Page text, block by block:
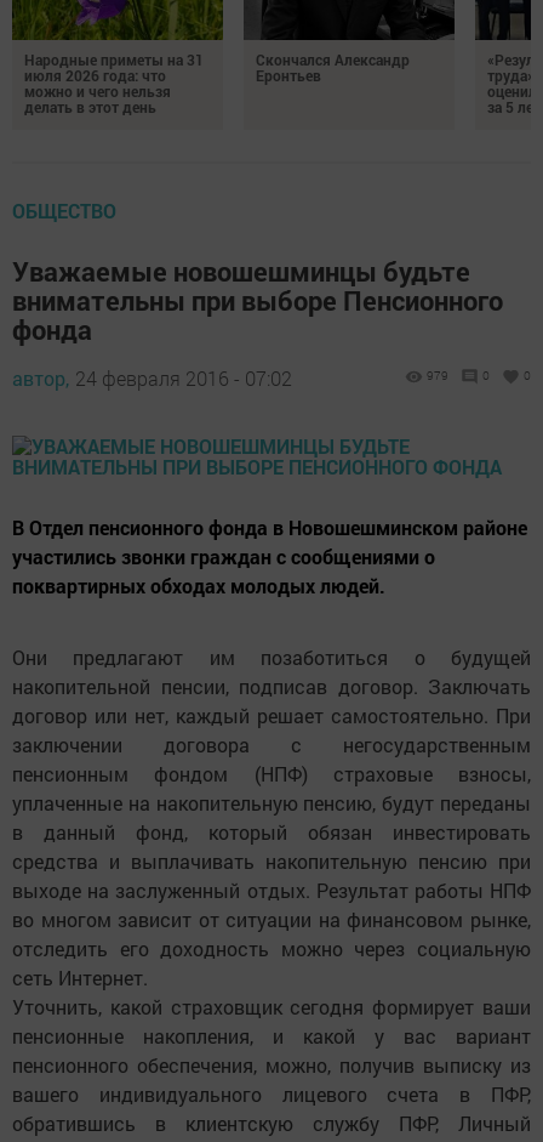
Народные приметы на 31
июля 2026 года: что
можно и чего нельзя
делать в этот день
Скончался Александр
Еронтьев
за 5 лет
ОБЩЕСТВО
Уважаемые новошешминцы будьте
внимательны при выборе Пенсионного
фонда
автор, 24 февраля 2016 - 07:02 979 0 0
В Отдел пенсионного фонда в Новошешминском районе
участились звонки граждан с сообщениями о
поквартирных обходах молодых людей.
Они предлагают им позаботиться о будущей
накопительной пенсии, подписав договор. Заключать
договор или нет, каждый решает самостоятельно. При
заключении договора с негосударственным
пенсионным фондом (НПФ) страховые взносы,
уплаченные на накопительную пенсию, будут переданы
в данный фонд, который обязан инвестировать
средства и выплачивать накопительную пенсию при
выходе на заслуженный отдых. Результат работы НПФ
во многом зависит от ситуации на финансовом рынке,
отследить его доходность можно через социальную
сеть Интернет.
Уточнить, какой страховщик сегодня формирует ваши
пенсионные накопления, и какой у вас вариант
пенсионного обеспечения, можно, получив выписку из
вашего индивидуального лицевого счета в ПФР,
обратившись в клиентскую службу ПФР, Личный